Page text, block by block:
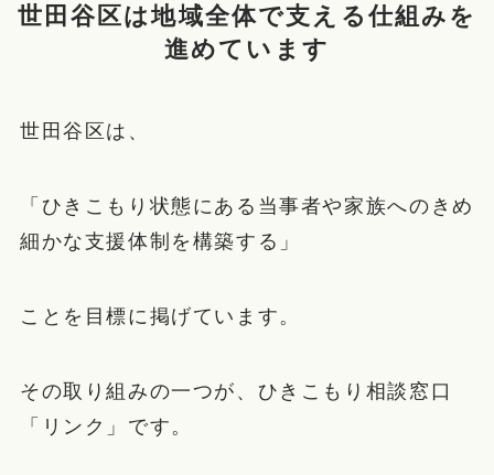
世田谷区は地域全体で支える仕組みを
進めています
世田谷区は、
「ひきこもり状態にある当事者や家族へのきめ
細かな支援体制を構築する」
ことを目標に掲げています。
その取り組みの一つが、ひきこもり相談窓口
「リンク」です。